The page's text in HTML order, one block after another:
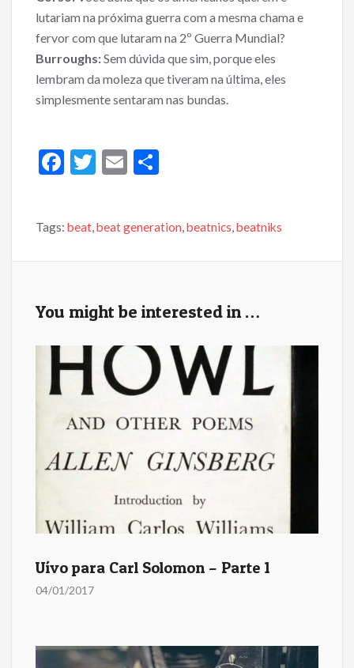
lutariam na próxima guerra com a mesma chama e
fervor com que lutaram na 2º Guerra Mundial?
Burroughs:Sem dúvida que sim, porque eles
lembram da moleza que tiveram na última, eles
simplesmente sentaram nas bundas.
F
b
k
T
er
E
l
e
Tags: beat,beat generation,beatnics,beatniks
You might be interested in …
Uívo para Carl Solomon – Parte 1
04/01/2017